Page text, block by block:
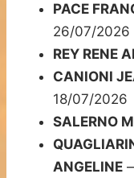
PACE
26/07/2026
REY RENE
CANIONI
18/07/2026
SALERNO
ANGELINE